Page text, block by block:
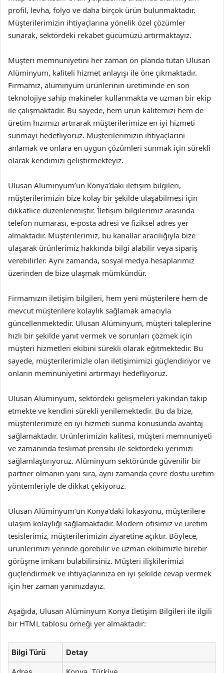
profil, levha, folyo ve daha birçok ürün bulunmaktadır.
Müşterilerimizin ihtiyaçlarına yönelik özel çözümler
sunarak, sektördeki rekabet gücümüzü artırmaktayız.
Müşteri memnuniyetini her zaman ön planda tutan Ulusan
Alüminyum, kaliteli hizmet anlayışı ile öne çıkmaktadır.
Firmamız, alüminyum ürünlerinin üretiminde en son
teknolojiye sahip makineler kullanmakta ve uzman bir ekip
ile çalışmaktadır. Bu sayede, hem ürün kalitemizi hem de
üretim hızımızı artırarak müşterilerimize en iyi hizmeti
sunmayı hedefliyoruz. Müşterilerimizin ihtiyaçlarını
anlamak ve onlara en uygun çözümleri sunmak için sürekli
olarak kendimizi geliştirmekteyiz.
Ulusan Alüminyum’un Konya’daki iletişim bilgileri,
müşterilerimizin bize kolay bir şekilde ulaşabilmesi için
dikkatlice düzenlenmiştir. İletişim bilgilerimiz arasında
telefon numarası, e-posta adresi ve fiziksel adres yer
almaktadır. Müşterilerimiz, bu kanallar aracılığıyla bize
ulaşarak ürünlerimiz hakkında bilgi alabilir veya sipariş
verebilirler. Aynı zamanda, sosyal medya hesaplarımız
üzerinden de bize ulaşmak mümkündür.
Firmamızın iletişim bilgileri, hem yeni müşterilere hem de
mevcut müşterilere kolaylık sağlamak amacıyla
güncellenmektedir. Ulusan Alüminyum, müşteri taleplerine
hızlı bir şekilde yanıt vermek ve sorunları çözmek için
müşteri hizmetleri ekibini sürekli olarak eğitmektedir. Bu
sayede, müşterilerimizle olan iletişimimizi güçlendiriyor ve
onların memnuniyetini artırmayı hedefliyoruz.
Ulusan Alüminyum, sektördeki gelişmeleri yakından takip
etmekte ve kendini sürekli yenilemektedir. Bu da bize,
müşterilerimize en iyi hizmeti sunma konusunda avantaj
sağlamaktadır. Ürünlerimizin kalitesi, müşteri memnuniyeti
ve zamanında teslimat prensibi ile sektördeki yerimizi
sağlamlaştırıyoruz. Alüminyum sektöründe güvenilir bir
partner olmanın yanı sıra, aynı zamanda çevre dostu üretim
yöntemleriyle de dikkat çekiyoruz.
Ulusan Alüminyum’un Konya’daki lokasyonu, müşterilere
ulaşım kolaylığı sağlamaktadır. Modern ofisimiz ve üretim
tesislerimiz, müşterilerimizin ziyaretine açıktır. Böylece,
ürünlerimizi yerinde görebilir ve uzman ekibimizle birebir
görüşme imkanı bulabilirsiniz. Müşteri ilişkilerimizi
güçlendirmek ve ihtiyaçlarınıza en iyi şekilde cevap vermek
için her zaman yanınızdayız.
Aşağıda, Ulusan Alüminyum Konya İletişim Bilgileri ile ilgili
bir HTML tablosu örneği yer almaktadır:
Bilgi Türü Detay